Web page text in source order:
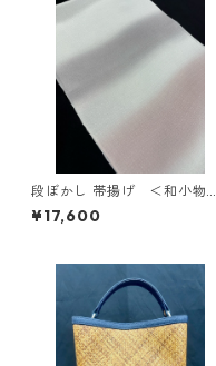
段ぼかし 帯揚げ ＜和小物さ
くら＞ SOA-88
¥17,600